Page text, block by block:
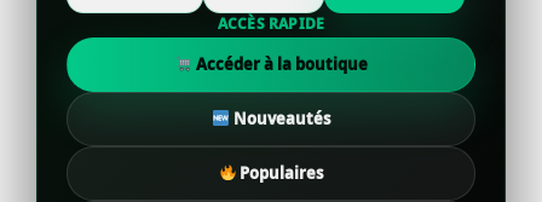
ACCÈS RAPIDE
Accéder à la boutique
Nouveautés
Populaires